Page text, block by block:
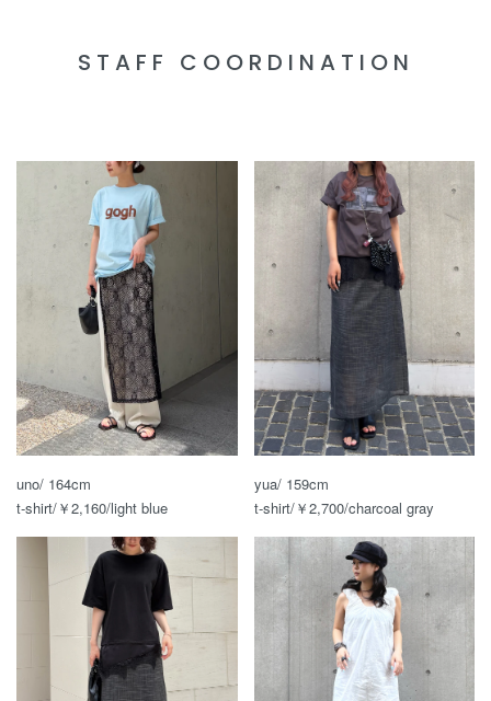
STAFF COORDINATION
uno/ 164cm
t-shirt/￥2,160/light blue
yua/ 159cm
t-shirt/￥2,700/charcoal gray